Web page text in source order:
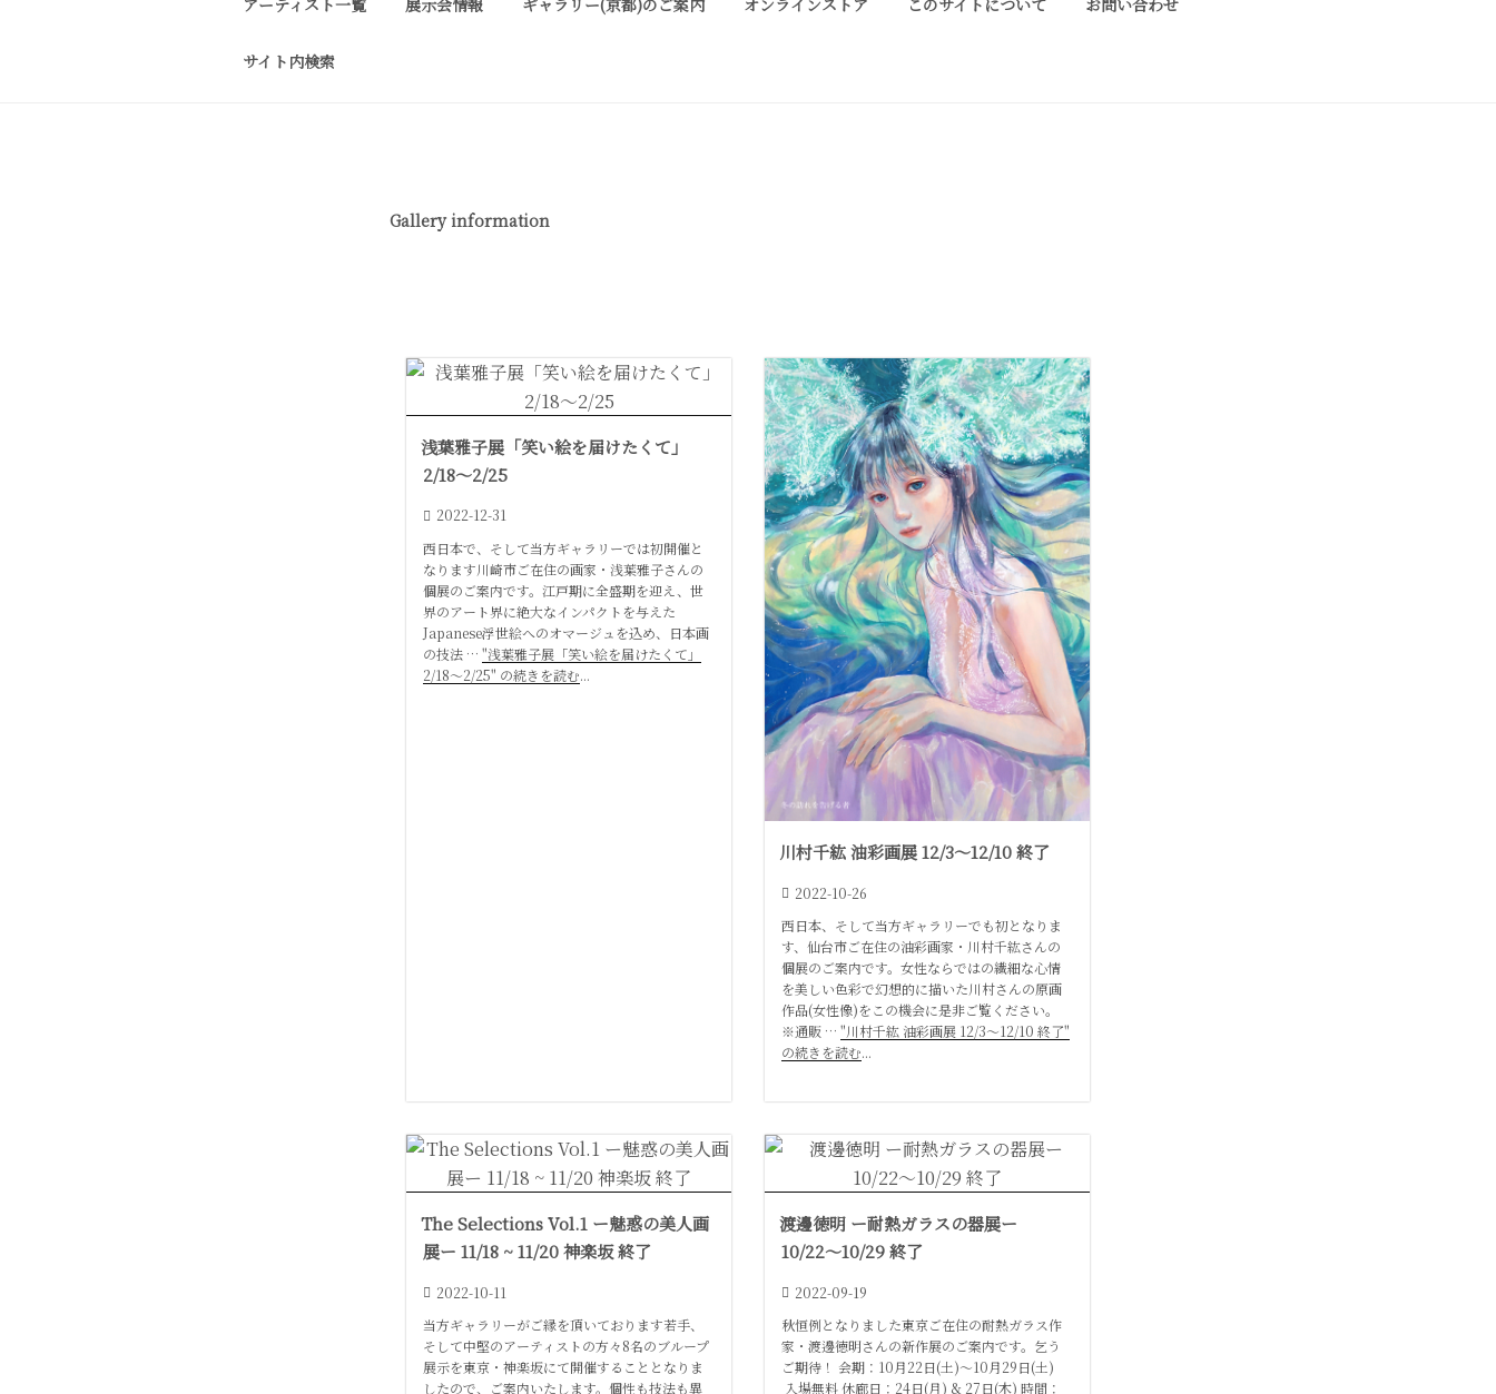
アーティスト一覧 展示会情報 ギャラリー(京都)のご案内 オンラインストア このサイトについて お問い合わせ
サイト内検索
Gallery information
浅葉雅子展「笑い絵を届けたくて」
2/18〜2/25
2022-12-31
西日本で、そして当方ギャラリーでは初開催と
なります川崎市ご在住の画家・浅葉雅子さんの
個展のご案内です。江戸期に全盛期を迎え、世
界のアート界に絶大なインパクトを与えた
Japanese浮世絵へのオマージュを込め、日本画
の技法 … "浅葉雅子展「笑い絵を届けたくて」
2/18〜2/25" の続きを読む...
川村千紘 油彩画展 12/3〜12/10 終了
2022-10-26
西日本、そして当方ギャラリーでも初となりま
す、仙台市ご在住の油彩画家・川村千紘さんの
個展のご案内です。女性ならではの繊細な心情
を美しい色彩で幻想的に描いた川村さんの原画
作品(女性像)をこの機会に是非ご覧ください。
※通販 … "川村千紘 油彩画展 12/3〜12/10 終了"
の続きを読む...
The Selections Vol.1 ー魅惑の美人画
展ー 11/18 ~ 11/20 神楽坂 終了
2022-10-11
当方ギャラリーがご縁を頂いております若手、
そして中堅のアーティストの方々8名のブループ
展示を東京・神楽坂にて開催することとなりま
したので、ご案内いたします。個性も技法も異
渡邊徳明 ー耐熱ガラスの器展ー
10/22〜10/29 終了
2022-09-19
秋恒例となりました東京ご在住の耐熱ガラス作
家・渡邊徳明さんの新作展のご案内です。乞う
ご期待！ 会期：10月22日(土)〜10月29日(土)
入場無料 休廊日：24日(月) & 27日(木) 時間：